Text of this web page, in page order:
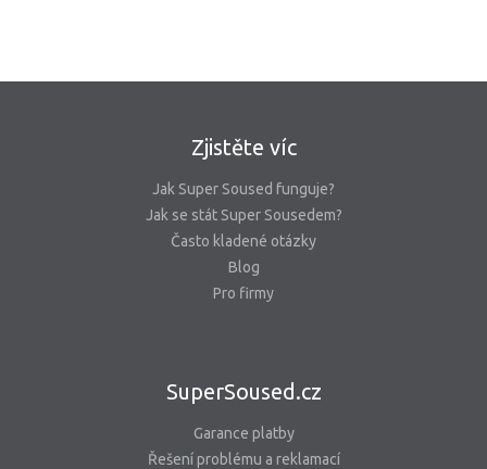
Zjistěte víc
Jak Super Soused funguje?
Jak se stát Super Sousedem?
Často kladené otázky
Blog
Pro firmy
SuperSoused.cz
Garance platby
Řešení problému a reklamací